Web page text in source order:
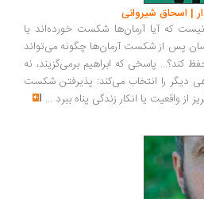
شیروانی
آرمان‌ها شکست خورده‌اند یا
شکست آرمان‌ها چگونه می‌تواند
پاسخی که ابراهیم برمی‌گزیند، نه
را انتخاب می‌کند: پذیرفتن شکست
یا انکار زندگی پناه ببرد...